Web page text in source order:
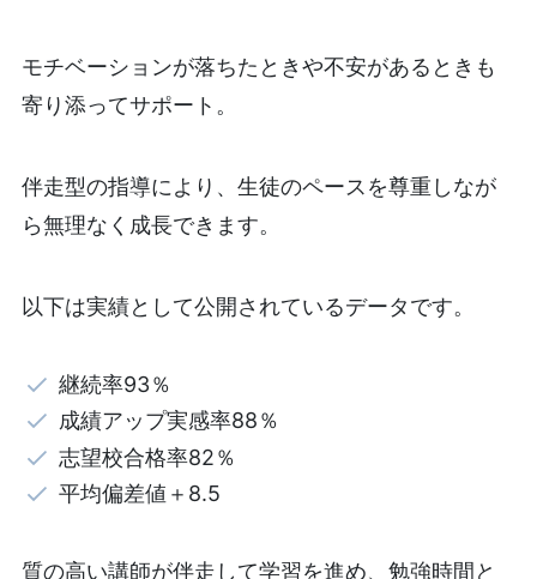
モチベーションが落ちたときや不安があるときも
寄り添ってサポート。
伴走型の指導により、生徒のペースを尊重しなが
ら無理なく成長できます。
以下は実績として公開されているデータです。
継続率93％
成績アップ実感率88％
志望校合格率82％
平均偏差値＋8.5
質の高い講師が伴走して学習を進め、勉強時間と